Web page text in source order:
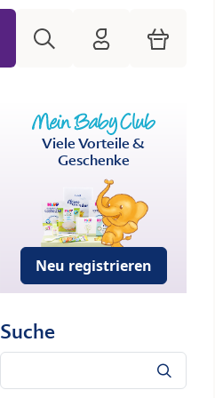
HiPP Mein
Viele Vorteile &
Geschenke
Neu registrieren
Suche